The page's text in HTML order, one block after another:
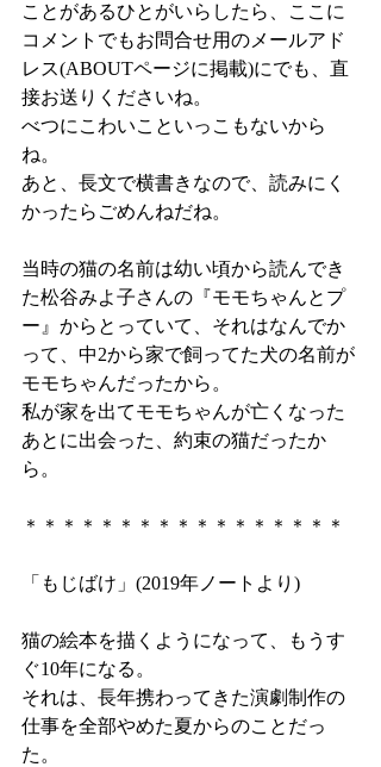
ことがあるひとがいらしたら、ここに
コメントでもお問合せ用のメールアド
レス(ABOUTページに掲載)にでも、直
接お送りくださいね。
べつにこわいこといっこもないから
ね。
あと、長文で横書きなので、読みにく
かったらごめんねだね。
当時の猫の名前は幼い頃から読んでき
た松谷みよ子さんの『モモちゃんとプ
ー』からとっていて、それはなんでか
って、中2から家で飼ってた犬の名前が
モモちゃんだったから。
私が家を出てモモちゃんが亡くなった
あとに出会った、約束の猫だったか
ら。
＊＊＊＊＊＊＊＊＊＊＊＊＊＊＊＊＊
「もじばけ」(2019年ノートより)
猫の絵本を描くようになって、もうす
ぐ10年になる。
それは、長年携わってきた演劇制作の
仕事を全部やめた夏からのことだっ
た。